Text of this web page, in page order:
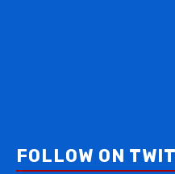
FOLLOW ON